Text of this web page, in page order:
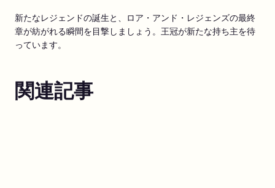
新たなレジェンドの誕生と、ロア・アンド・レジェンズの最終
章が紡がれる瞬間を目撃しましょう。王冠が新たな持ち主を待
っています。
関連記事